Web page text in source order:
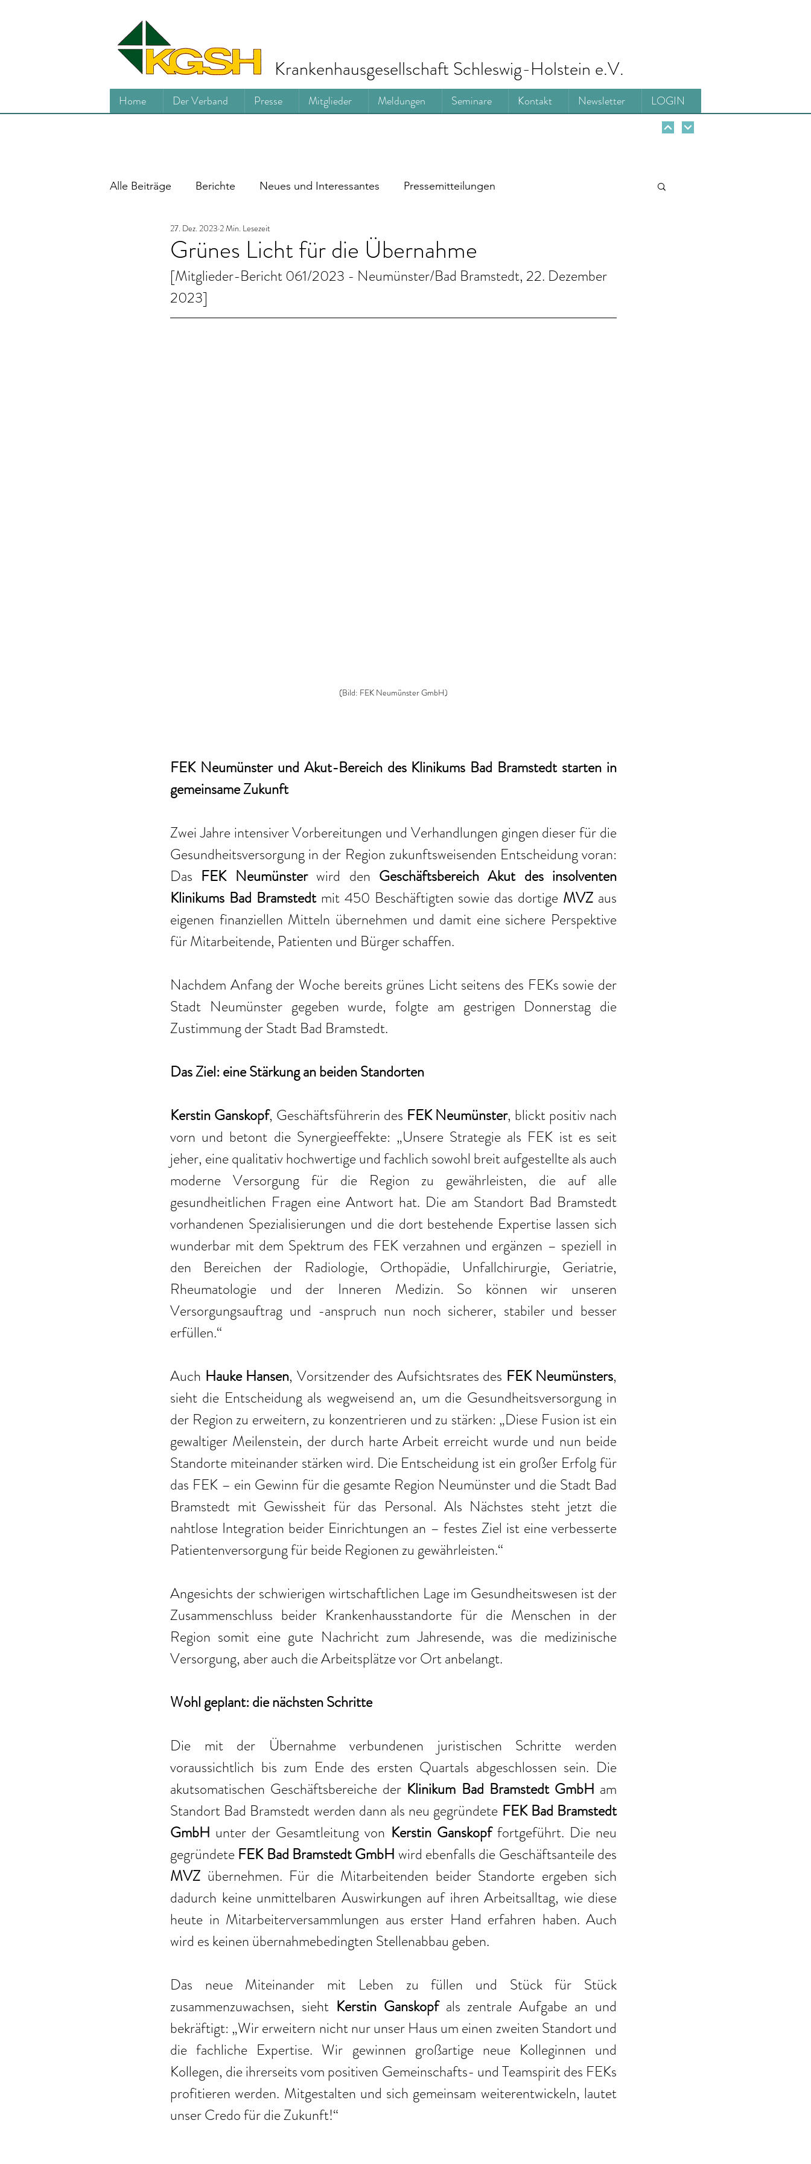
Home Der Verband Presse Mitglieder Meldungen Seminare Kontakt Newsletter LOGIN
Krankenhausgesellschaft Schleswig-Holstein e.V.
Alle Beiträge Berichte Neues und Interessantes Pressemitteilungen
Grünes Licht für die Übernahme
27. Dez. 2023 2 Min. Lesezeit
[Mitglieder-Bericht 061/2023 - Neumünster/Bad Bramstedt, 22. Dezember
2023]
(Bild: FEK Neumünster GmbH)
FEK Neumünster und Akut-Bereich des Klinikums Bad Bramstedt starten in
gemeinsame Zukunft
Zwei Jahre intensiver Vorbereitungen und Verhandlungen gingen dieser für die
Gesundheitsversorgung in der Region zukunftsweisenden Entscheidung voran:
Das FEK Neumünster wird den Geschäftsbereich Akut des insolventen
Klinikums Bad Bramstedt mit 450 Beschäftigten sowie das dortige MVZ aus
eigenen finanziellen Mitteln übernehmen und damit eine sichere Perspektive
für Mitarbeitende, Patienten und Bürger schaffen.
Nachdem Anfang der Woche bereits grünes Licht seitens des FEKs sowie der
Stadt Neumünster gegeben wurde, folgte am gestrigen Donnerstag die
Zustimmung der Stadt Bad Bramstedt.
Das Ziel: eine Stärkung an beiden Standorten
Kerstin Ganskopf, Geschäftsführerin des FEK Neumünster, blickt positiv nach
vorn und betont die Synergieeffekte: „Unsere Strategie als FEK ist es seit
jeher, eine qualitativ hochwertige und fachlich sowohl breit aufgestellte als auch
moderne Versorgung für die Region zu gewährleisten, die auf alle
gesundheitlichen Fragen eine Antwort hat. Die am Standort Bad Bramstedt
vorhandenen Spezialisierungen und die dort bestehende Expertise lassen sich
wunderbar mit dem Spektrum des FEK verzahnen und ergänzen – speziell in
den Bereichen der Radiologie, Orthopädie, Unfallchirurgie, Geriatrie,
Rheumatologie und der Inneren Medizin. So können wir unseren
Versorgungsauftrag und -anspruch nun noch sicherer, stabiler und besser
erfüllen.“
Auch Hauke Hansen, Vorsitzender des Aufsichtsrates des FEK Neumünsters,
sieht die Entscheidung als wegweisend an, um die Gesundheitsversorgung in
der Region zu erweitern, zu konzentrieren und zu stärken: „Diese Fusion ist ein
gewaltiger Meilenstein, der durch harte Arbeit erreicht wurde und nun beide
Standorte miteinander stärken wird. Die Entscheidung ist ein großer Erfolg für
das FEK – ein Gewinn für die gesamte Region Neumünster und die Stadt Bad
Bramstedt mit Gewissheit für das Personal. Als Nächstes steht jetzt die
nahtlose Integration beider Einrichtungen an – festes Ziel ist eine verbesserte
Patientenversorgung für beide Regionen zu gewährleisten.“
Angesichts der schwierigen wirtschaftlichen Lage im Gesundheitswesen ist der
Zusammenschluss beider Krankenhausstandorte für die Menschen in der
Region somit eine gute Nachricht zum Jahresende, was die medizinische
Versorgung, aber auch die Arbeitsplätze vor Ort anbelangt.
Wohl geplant: die nächsten Schritte
Die mit der Übernahme verbundenen juristischen Schritte werden
voraussichtlich bis zum Ende des ersten Quartals abgeschlossen sein. Die
akutsomatischen Geschäftsbereiche der Klinikum Bad Bramstedt GmbH am
Standort Bad Bramstedt werden dann als neu gegründete FEK Bad Bramstedt
GmbH unter der Gesamtleitung von Kerstin Ganskopf fortgeführt. Die neu
gegründete FEK Bad Bramstedt GmbH
MVZ übernehmen. Für die Mitarbeitenden beider Standorte ergeben sich
dadurch keine unmittelbaren Auswirkungen auf ihren Arbeitsalltag, wie diese
heute in Mitarbeiterversammlungen aus erster Hand erfahren haben. Auch
wird es keinen übernahmebedingten Stellenabbau geben.
Das neue Miteinander mit Leben zu füllen und Stück für Stück
zusammenzuwachsen, sieht Kerstin Ganskopf als zentrale Aufgabe an und
bekräftigt: „Wir erweitern nicht nur unser Haus um einen zweiten Standort und
die fachliche Expertise. Wir gewinnen großartige neue Kolleginnen und
Kollegen, die ihrerseits vom positiven Gemeinschafts- und Teamspirit des FEKs
profitieren werden. Mitgestalten und sich gemeinsam weiterentwickeln, lautet
unser Credo für die Zukunft!“